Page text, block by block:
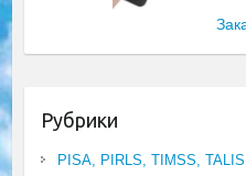
Рубрики
PISA, PIRLS, TIMSS, TALIS